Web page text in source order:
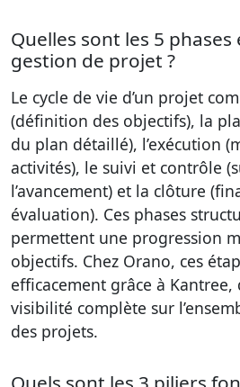
Quelles sont les 5 phases
gestion de projet ?
Le cycle de vie d’un projet
(définition des objectifs), la
du plan détaillé), l’exécution
activités), le suivi et contrôle
l’avancement) et la clôture
évaluation). Ces phases
permettent une progression
objectifs. Chez Orano, ces
efficacement grâce à
visibilité complète sur
des projets.